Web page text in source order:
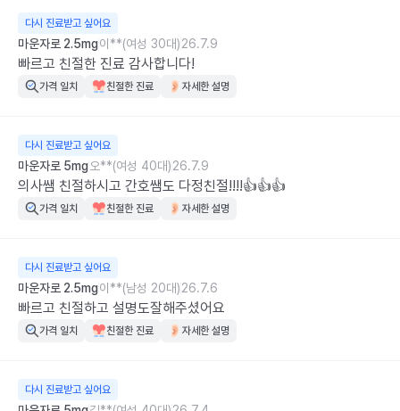
다시 진료받고 싶어요
마운자로 2.5mg이**(여성 30대)26.7.9
빠르고 친절한 진료 감사합니다!
가격 일치 친절한 진료 자세한 설명
다시 진료받고 싶어요
마운자로 5mg오**(여성 40대)26.7.9
의사쌤 친절하시고 간호쌤도 다정친절!!!!👍👍👍
가격 일치 친절한 진료 자세한 설명
다시 진료받고 싶어요
마운자로 2.5mg이**(남성 20대)26.7.6
빠르고 친절하고 설명도잘해주셨어요
가격 일치 친절한 진료 자세한 설명
다시 진료받고 싶어요